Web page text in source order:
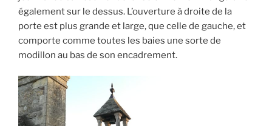
également sur le dessus. L’ouverture à droite de la
porte est plus grande et large, que celle de gauche, et
comporte comme toutes les baies une sorte de
modillon au bas de son encadrement.